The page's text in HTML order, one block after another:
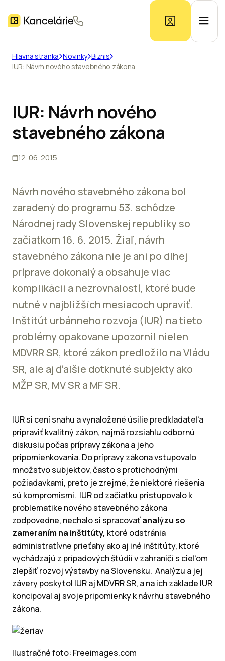
Ponuka kancelárií
Prieskum trhu
Kontakt
Hlavná stránka Novinky Biznis
IUR: Návrh nového stavebného zákona
IUR: Návrh nového
stavebného zákona
12. 06. 2015
Návrh nového stavebného zákona bol
zaradený do programu 53. schôdze
Národnej rady Slovenskej republiky so
začiatkom 16. 6. 2015. Žiaľ, návrh
stavebného zákona nie je ani po dlhej
príprave dokonalý a obsahuje viac
komplikácii a nezrovnalostí, ktoré bude
nutné v najbližších mesiacoch upraviť.
Inštitút urbánneho rozvoja (IUR) na tieto
problémy opakovane upozornil nielen
MDVRR SR, ktoré zákon predložilo na Vládu
SR, ale aj ďalšie dotknuté subjekty ako
MŽP SR, MV SR a MF SR.
IUR si cení snahu a vynaložené úsilie predkladateľa
pripraviť kvalitný zákon, najmä rozsiahlu odbornú
diskusiu počas prípravy zákona a jeho
pripomienkovania. Do prípravy zákona vstupovalo
množstvo subjektov, často s protichodnými
požiadavkami, preto je zrejmé, že niektoré riešenia
sú kompromismi. IUR od začiatku pristupovalo k
problematike nového stavebného zákona
zodpovedne, nechalo si spracovaťanalýzu so
zameraním na inštitúty, ktoré odstránia
administratívne prieťahy ako aj iné inštitúty, ktoré
vychádzajú z prípadových štúdií v zahraničí s cieľom
zlepšiť rozvoj výstavby na Slovensku. Analýzu a jej
závery poskytol IUR aj MDVRR SR, a na ich základe IUR
koncipoval aj svoje pripomienky k návrhu stavebného
zákona.
Ilustračné foto: Freeimages.com